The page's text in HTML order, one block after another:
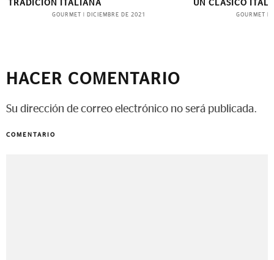
TRADICIÓN ITALIANA
GOURMET DICIEMBRE DE 2021
UN CLÁSICO
GOURMET
HACER COMENTARIO
Su dirección de correo electrónico no será publicada.
COMENTARIO